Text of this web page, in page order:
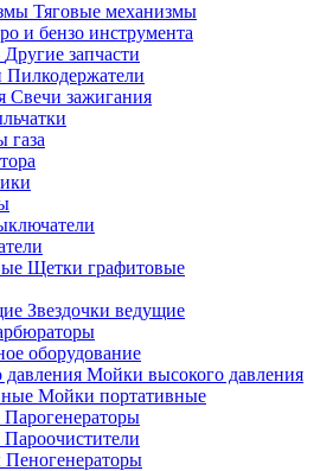
Тяговые механизмы
и бензо инструмента
Другие запчасти
Пилкодержатели
Свечи зажигания
газа
Щетки графитовые
Звездочки ведущие
оборудование
Мойки высокого давления
Мойки портативные
Парогенераторы
Пароочистители
Пеногенераторы